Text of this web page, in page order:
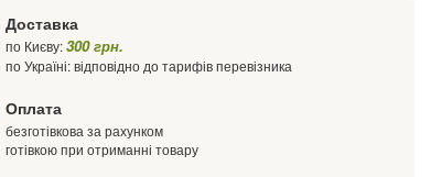
Доставка
по Києву:300 грн.
по Україні: відповідно до тарифів перевізника
Оплата
безготівкова за рахунком
готівкою при отриманні товару